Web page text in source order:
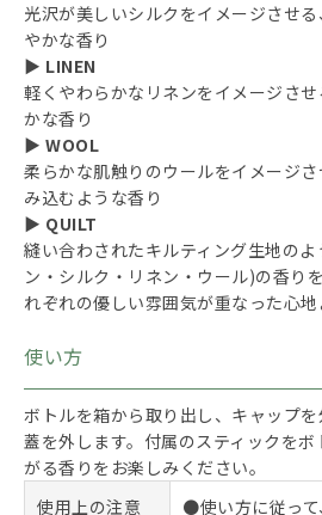
光沢が美しいシルクをイメージさせ
やかな香り
▶ LINEN
軽くやわらかなリネンをイメージさ
かな香り
▶ WOOL
柔らかな肌触りのウールをイメージ
み込むような香り
▶ QUILT
縫い合わされたキルティング生地の
ン・シルク・リネン・ウール)の香り
れぞれの優しい雰囲気が重なった心地
使い方
ボトルを箱から取り出し、キャップ
蓋を外します。付属のスティックを
がる香りをお楽しみください。
使用上の注意
●使い方に従っ